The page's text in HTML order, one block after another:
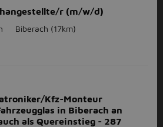
r (m/w/d)
Biberach (17km)
Kfz-Monteur
in Biberach an
als Quereinstieg - 287